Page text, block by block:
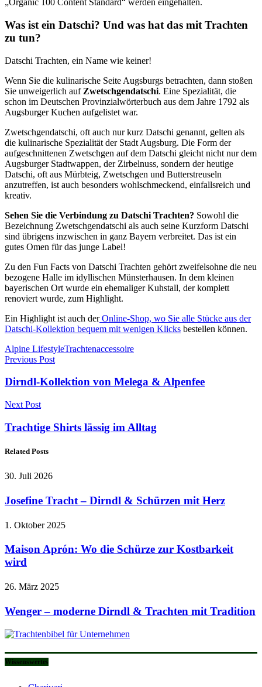
„Organic 100 Content Standard“ werden eingehalten.
Was ist ein Datschi? Und was hat das mit Trachten
zu tun?
Datschi Trachten, ein Name wie keiner!
Wenn Sie die kulinarische Seite Augsburgs betrachten, dann stoßen
Sie unweigerlich auf Zwetschgendatschi. Eine Spezialität, die
schon im Deutschen Provinzialwörterbuch aus dem Jahre 1792 als
Augsburger Kuchen aufgelistet war.
Zwetschgendatschi, oft auch nur kurz Datschi genannt, gelten als
die kulinarische Spezialität der Stadt Augsburg. Die Form der
aufgeschnittenen Zwetschgen auf dem Datschi gleicht nicht nur dem
Augsburger Stadtwappen, der Zirbelnuss, sondern der heutige
Datschi, oft aus Mürbteig, Zwetschgen und Butterstreuseln
anzutreffen, ist auch besonders wohlschmeckend, einfallsreich und
kreativ.
Sehen Sie die Verbindung zu Datschi Trachten? Sowohl die
Bezeichnung Zwetschgendatschi als auch seine Kurzform Datschi
sind übrigens inzwischen in ganz Bayern verbreitet. Das ist ein
gutes Omen für das junge Label!
Zu den Fun Facts von Datschi Trachten gehört zweifelsohne die neu
bezogene Halle im idyllischen Münsterhausen. In dem kleinen
bayerischen Ort wurde ein ehemaliger Kuhstall, der komplett
renoviert wurde, zum Highlight.
Ein Highlight ist auch derOnline-Shop, wo Sie alle Stücke aus der
Datschi-Kollektion bequem mit wenigen Klicks bestellen können.
Alpine LifestyleTrachtenaccessoire
Previous Post
Dirndl-Kollektion von Melega & Alpenfee
Next Post
Trachtige Shirts lässig im Alltag
Related Posts
30. Juli 2026
Josefine Tracht – Dirndl & Schürzen mit Herz
1. Oktober 2025
Maison Aprón: Wo die Schürze zur Kostbarkeit
wird
26. März 2025
Wenger – moderne Dirndl & Trachten mit Tradition
Wissenswertes